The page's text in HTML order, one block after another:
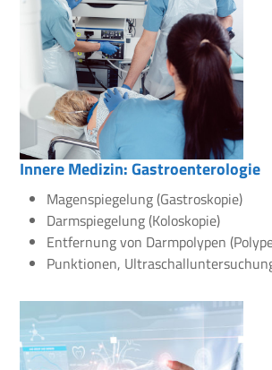
Innere Medizin: Gastroenterologie
Magenspiegelung (Gastroskopie)
Darmspiegelung (Koloskopie)
Entfernung von Darmpolypen
Punktionen,